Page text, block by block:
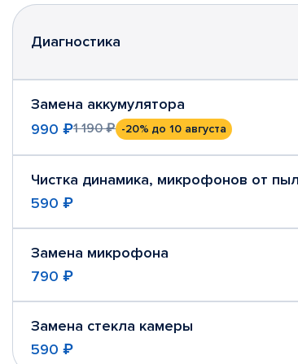
Диагностика
Замена аккумулятора
990 ₽1 190 ₽ -20% до 10 августа
Чистка динамика, микрофонов от
590 ₽
Замена микрофона
790 ₽
Замена стекла камеры
590 ₽